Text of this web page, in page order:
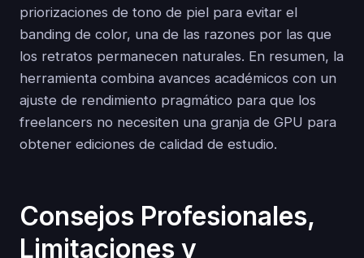
priorizaciones de tono de piel para evitar el
banding de color, una de las razones por las que
los retratos permanecen naturales. En resumen, la
herramienta combina avances académicos con un
ajuste de rendimiento pragmático para que los
freelancers no necesiten una granja de GPU para
obtener ediciones de calidad de estudio.
Consejos Profesionales,
Limitaciones y